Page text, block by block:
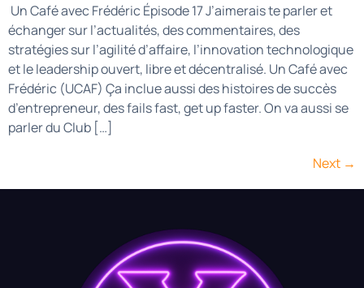
Un Café avec Frédéric Épisode 17 J’aimerais te parler et
échanger sur l’actualités, des commentaires, des
stratégies sur l’agilité d’affaire, l’innovation technologique
et le leadership ouvert, libre et décentralisé. Un Café avec
Frédéric (UCAF) Ça inclue aussi des histoires de succès
d’entrepreneur, des fails fast, get up faster. On va aussi se
parler du Club […]
Next →